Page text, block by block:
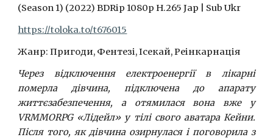
(Season 1) (2022) BDRip 1080p H.265 Jap | Sub Ukr
https://toloka.to/t676015
Жанр: Пригоди, Фентезі, Ісекай, Реінкарнація
Через відключення електроенергії в лікарні
померла дівчина, підключена до апарату
життєзабезпечення, а отямилася вона вже у
VRMMORPG «Лідейл» у тілі свого аватара Кейни.
Після того, як дівчина озирнулася і поговорила з